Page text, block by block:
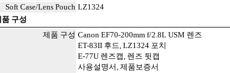
Soft Case/Lens Pouch LZ1324
구성
제품 구성 Canon EF70-200mm f/2.8L USM 렌즈
ET-83II 후드, LZ1324 포치
E-77U 렌즈캡, 렌즈 뒷캡
사용설명서, 제품보증서